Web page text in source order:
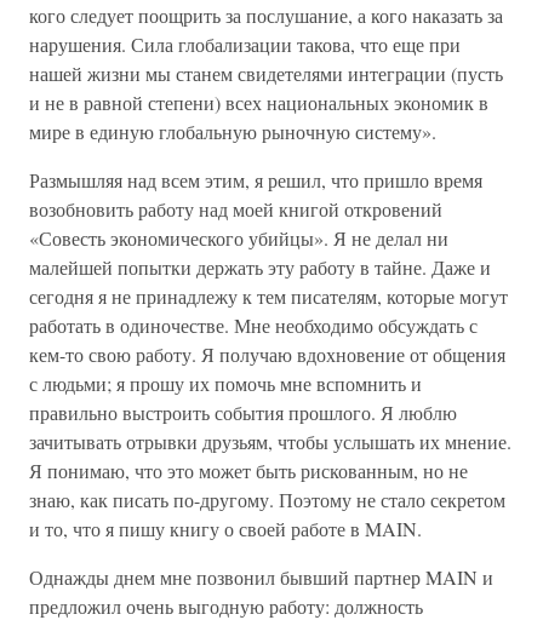
кого следует поощрить за послушание, а кого наказать за
нарушения. Сила глобализации такова, что еще при
нашей жизни мы станем свидетелями интеграции (пусть
и не в равной степени) всех национальных экономик в
мире в единую глобальную рыночную систему».
Размышляя над всем этим, я решил, что пришло время
возобновить работу над моей книгой откровений
«Совесть экономического убийцы». Я не делал ни
малейшей попытки держать эту работу в тайне. Даже и
сегодня я не принадлежу к тем писателям, которые могут
работать в одиночестве. Мне необходимо обсуждать с
кем-то свою работу. Я получаю вдохновение от общения
с людьми; я прошу их помочь мне вспомнить и
правильно выстроить события прошлого. Я люблю
зачитывать отрывки друзьям, чтобы услышать их мнение.
Я понимаю, что это может быть рискованным, но не
знаю, как писать по-другому. Поэтому не стало секретом
и то, что я пишу книгу о своей работе в MAIN.
Однажды днем мне позвонил бывший партнер MAIN и
предложил очень выгодную работу: должность